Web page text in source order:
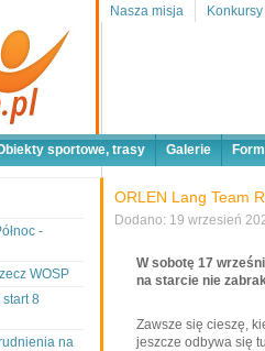
Nasza misja Konkursy
sportowe, trasy Galerie
-
WOSP
8
na
ORLEN Lang Team
Dodano: 19 wrzesień
W sobotę 17
na starcie nie
Zawsze się cieszę,
jeszcze odbywa się